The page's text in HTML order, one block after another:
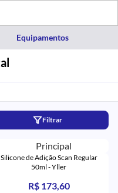
Equipamentos
Filtrar
Silicone de Adição Scan Regular
50ml - Yller
R$ 173,60